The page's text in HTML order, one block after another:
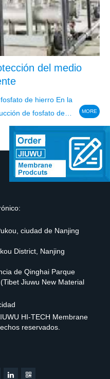
del medio
de hierro En la
de fosfato de
método de amonio y
de fosfato de
MORE
ciudad de Nanjing
District, Nanjing
de Qinghai Parque
Jiuwu New Material
HI-TECH Membrane
reservados.